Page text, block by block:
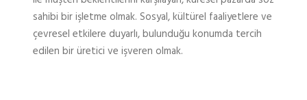
sahibi bir işletme olmak. Sosyal, kültürel faaliyetlere ve
çevresel etkilere duyarlı, bulunduğu konumda tercih
edilen bir üretici ve işveren olmak.